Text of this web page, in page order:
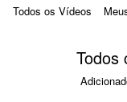
Todos os Vídeos
Todos